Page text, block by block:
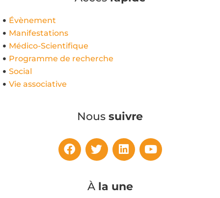
Évènement
Manifestations
Médico-Scientifique
Programme de recherche
Social
Vie associative
Nous suivre
À la une